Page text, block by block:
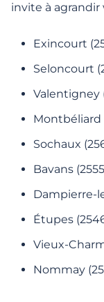
invite à
Exincourt
Seloncourt
Valentigney
Montbéliard
Sochaux
Bavans
Dampierre-
Étupes
Vieux-
Nommay